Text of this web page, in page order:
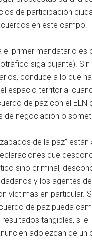
de participación
en este campo.
el primer mandatario
siga pujante).
conduce a lo que
espacio territorial
de paz con el
de negociación o
de la paz”
que
sino criminal,
y los agentes
víctimas en particular.
de paz pueda
tangibles, si
adolezcan de